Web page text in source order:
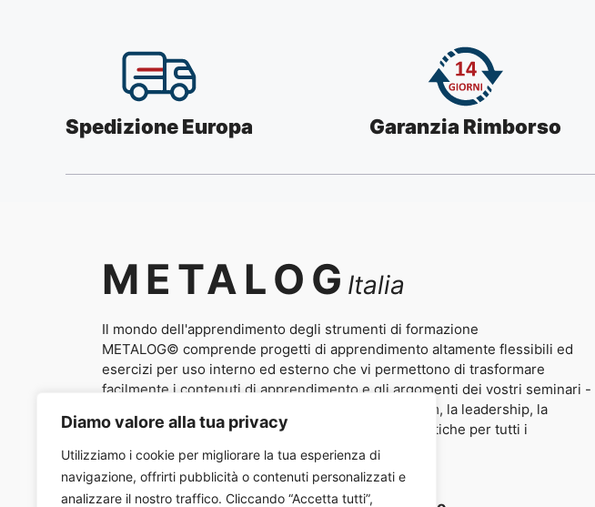
Diamo valore alla tua privacy
Utilizziamo i cookie per migliorare la tua esperienza di
navigazione, offrirti pubblicità o contenuti personalizzati e
analizzare il nostro traffico. Cliccando “Accetta tutti”,
Spedizione Europa Garanzia Rimborso
METALOG Italia
Il mondo dell'apprendimento degli strumenti di formazione
METALOG© comprende progetti di apprendimento altamente flessibili ed
esercizi per uso interno ed esterno che vi permettono di trasformare
facilmente i contenuti di apprendimento e gli argomenti dei vostri seminari -
come la comunicazione, le capacità e i ruoli del team, la leadership, la
negoziazione e la vendita in esperienze vivaci e pratiche per tutti i
partecipanti.